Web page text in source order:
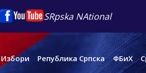
SRpska NAtional
Избори Република Српска ФБиХ